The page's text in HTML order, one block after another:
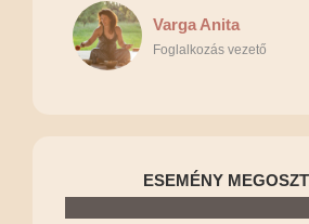
Varga Anita
Foglalkozás vezető
ESEMÉNY